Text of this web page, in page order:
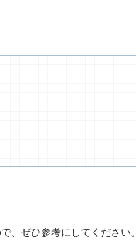
、ぜひ参考にしてください。